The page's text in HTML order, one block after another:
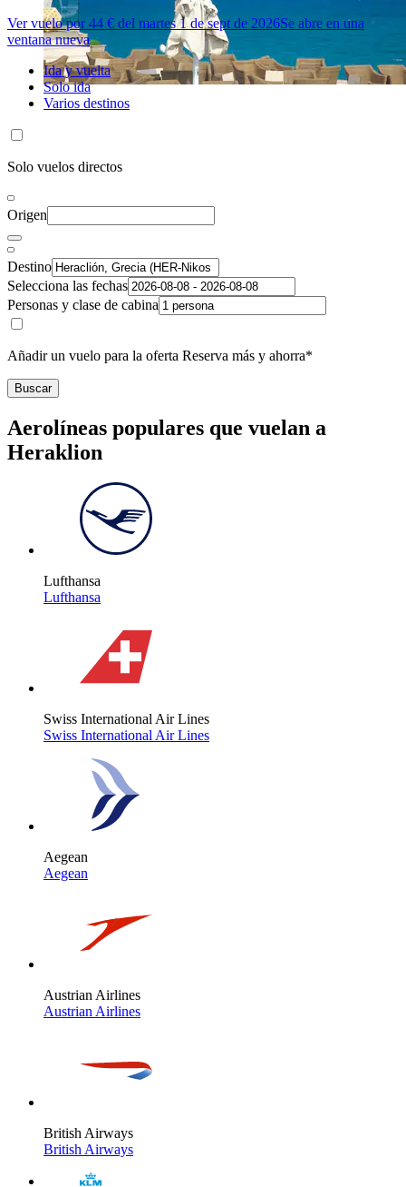
Ver vuelo por 44 € del martes 1 de sept de 2026Se abre en una
ventana nueva
Ida y vuelta
Solo ida
Varios destinos
Solo vuelos directos
Origen
Destino
Selecciona las fechas
Personas y clase de cabina
Añadir un vuelo para la oferta Reserva más y ahorra*
Buscar
Aerolíneas populares que vuelan a
Heraklion
Lufthansa
Lufthansa
Swiss International Air Lines
Swiss International Air Lines
Aegean
Aegean
Austrian Airlines
Austrian Airlines
British Airways
British Airways